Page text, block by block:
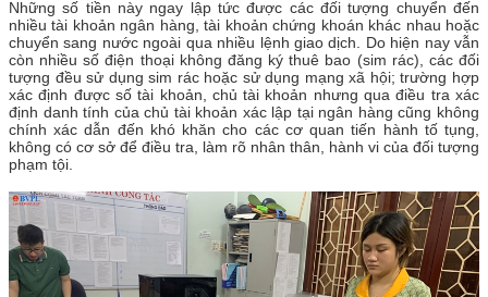
Những số tiền này ngay lập tức được các đối tượng chuyển đến
nhiều tài khoản ngân hàng, tài khoản chứng khoán khác nhau hoặc
chuyển sang nước ngoài qua nhiều lệnh giao dịch. Do hiện nay vẫn
còn nhiều số điện thoại không đăng ký thuê bao (sim rác), các đối
tượng đều sử dụng sim rác hoặc sử dụng mạng xã hội; trường hợp
xác định được số tài khoản, chủ tài khoản nhưng qua điều tra xác
định danh tính của chủ tài khoản xác lập tại ngân hàng cũng không
chính xác dẫn đến khó khăn cho các cơ quan tiến hành tố tụng,
không có cơ sở để điều tra, làm rõ nhân thân, hành vi của đối tượng
phạm tội.